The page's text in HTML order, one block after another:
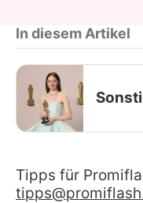
In diesem Artikel
Tipps für